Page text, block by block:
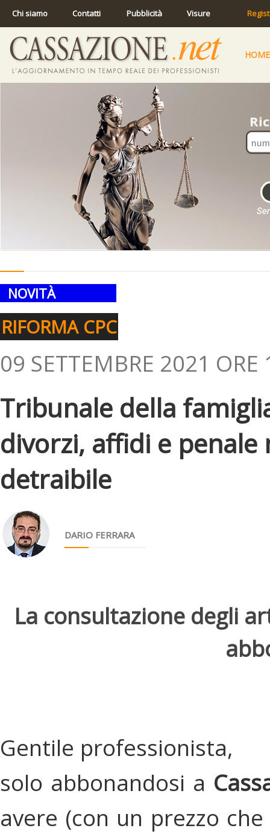
Chi siamo Contatti Pubblicità Visure
HOME
NOVITÀ
RIFORMA CPC
09 SETTEMBRE 2021 ORE
Tribunale della
divorzi, affidi e
detraibile
DARIO FERRARA
La consultazione degli
Gentile professionista,
solo abbonandosi a
avere (con un prezzo